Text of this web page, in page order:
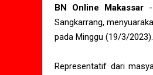
BN Online Makassar
Sangkarrang,
pada Minggu (19/3/2023).
Representatif dari